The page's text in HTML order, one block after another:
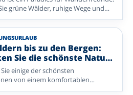
grüne Wälder, ruhige Wege und
Landschaften im Sauerland,
Eifel und in der Rhön. Auch das
die Wattenküste begeistern mit
Natur und schönen
Mit einem komfortablen
Ausgangspunkt entdecken Sie die
in Ihrem eigenen Tempo und
Tage mit erholsamen Stunden.
bis zu den Bergen:
Sie die schönste Natur
einige der schönsten
von einem komfortablen
Wandern Sie durch weitläufige